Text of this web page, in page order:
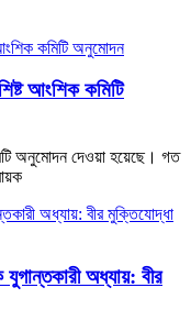
আংশিক কমিটি
অনুমোদন দেওয়া হয়েছে। গত
অধ্যায়: বীর